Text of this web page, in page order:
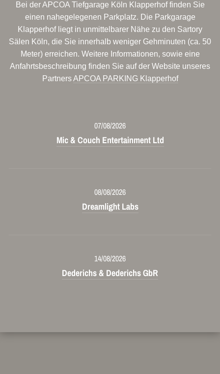
Bei der APCOA Tiefgarage Köln Klapperhof finden Sie
einen nahegelegenen Parkplatz. Die Parkgarage
Klapperhof liegt in unmittelbarer Nähe zu den Sartory
Sälen Köln, die Sie innerhalb weniger Gehminuten (ca. 50
Meter) erreichen. Weitere Informationen, sowie eine
Anfahrtsbeschreibung finden Sie auf der Website unseres
PartnersAPCOA PARKING Klapperhof
07/08/2026
Mic & Couch Entertainment Ltd
08/08/2026
Dreamlight Labs
14/08/2026
Dederichs & Dederichs GbR